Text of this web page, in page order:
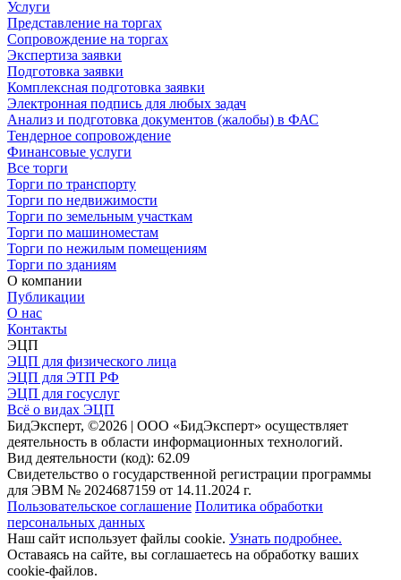
Услуги
Представление на торгах
Сопровождение на торгах
Экспертиза заявки
Подготовка заявки
Комплексная подготовка заявки
Электронная подпись для любых задач
Анализ и подготовка документов (жалобы) в ФАС
Тендерное сопровождение
Финансовые услуги
Все торги
Торги по транспорту
Торги по недвижимости
Торги по земельным участкам
Торги по машиноместам
Торги по нежилым помещениям
Торги по зданиям
О компании
Публикации
О нас
Контакты
ЭЦП
ЭЦП для физического лица
ЭЦП для ЭТП РФ
ЭЦП для госуслуг
Всё о видах ЭЦП
БидЭксперт, ©2026 | ООО «БидЭксперт» осуществляет
деятельность в области информационных технологий.
Вид деятельности (код): 62.09
Свидетельство о государственной регистрации программы
для ЭВМ № 2024687159 от 14.11.2024 г.
Пользовательское соглашение Политика обработки
персональных данных
Наш сайт использует файлы cookie. Узнать подробнее.
Оставаясь на сайте, вы соглашаетесь на обработку ваших
cookie-файлов.